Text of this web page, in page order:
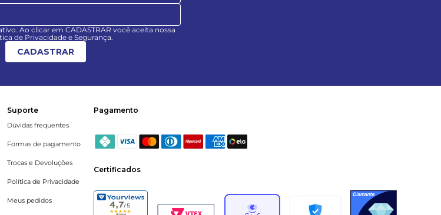
Ao clicar em CADASTRAR você aceita nossa
de Privacidade e Segurança.
CADASTRAR
Suporte
Dúvidas frequentes
Formas de pagamento
Trocas e Devoluções
Política de Privacidade
Meus pedidos
Pagamento
Certificados